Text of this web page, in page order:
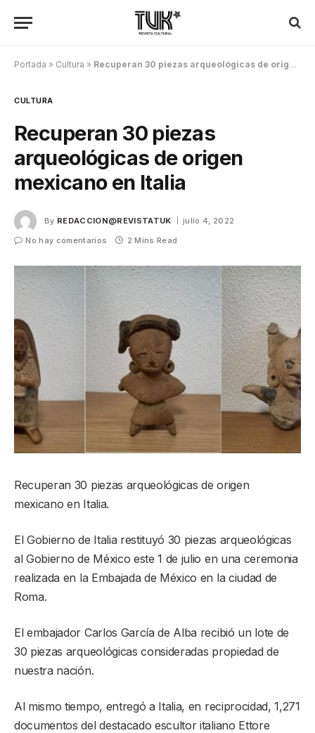
Portada » Cultura » Recuperan 30 piezas arqueológicas de origen mexicano en Italia
CULTURA
Recuperan 30 piezas
arqueológicas de origen
mexicano en Italia
By REDACCION@REVISTATUK
julio 4, 2022
No hay comentarios
2 Mins Read
Recuperan 30 piezas arqueológicas de origen
mexicano en Italia.
El Gobierno de Italia restituyó 30 piezas arqueológicas
al Gobierno de México este 1 de julio en una ceremonia
realizada en la Embajada de México en la ciudad de
Roma.
El embajador Carlos García de Alba recibió un lote de
30 piezas arqueológicas consideradas propiedad de
nuestra nación.
Al mismo tiempo, entregó a Italia, en reciprocidad, 1,271
documentos del destacado escultor italiano Ettore